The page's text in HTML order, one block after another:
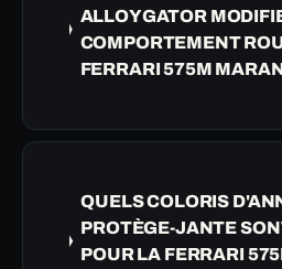
ALLOYGATOR
COMPORTEMENT
FERRARI 575M
QUELS COLORIS
PROTÈGE-JANTE
POUR LA FERRARI